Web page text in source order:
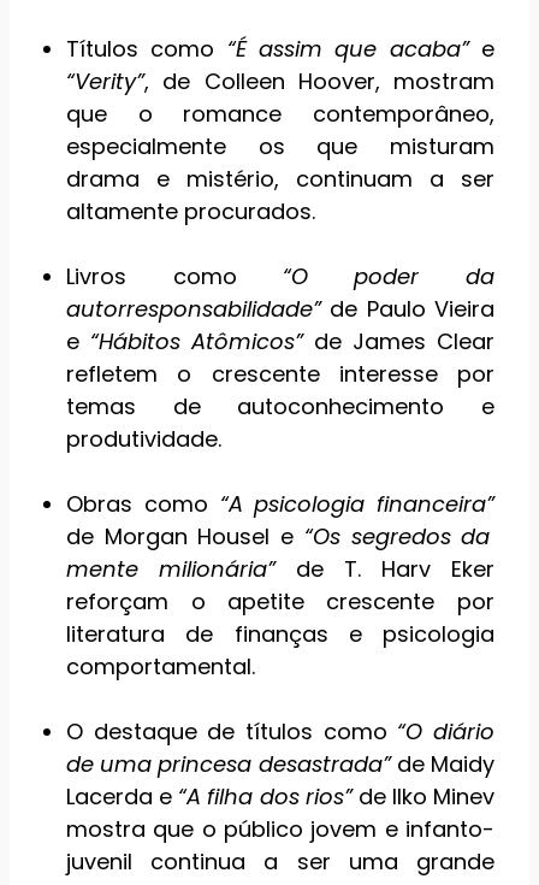
Títulos como “É assim que acaba”e
“Verity”, de Colleen Hoover, mostram
que o romance contemporâneo,
especialmente os que misturam
drama e mistério, continuam a ser
altamente procurados.
Livros como “O poder da
autorresponsabilidade”de Paulo Vieira
e “Hábitos Atômicos”de James Clear
refletem o crescente interesse por
temas de autoconhecimento e
produtividade.
Obras como “A psicologia financeira”
de Morgan Housel e “Os segredos da
mente milionária”de T. Harv Eker
reforçam o apetite crescente por
literatura de finanças e psicologia
comportamental.
O destaque de títulos como “O diário
de uma princesa desastrada”de Maidy
Lacerda e “A filha dos rios”de Ilko Minev
mostra que o público jovem e infanto-
juvenil continua a ser uma grande